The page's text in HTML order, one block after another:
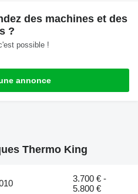
des machines et des
?
possible !
annonce
Thermo King
3.700 € -
5.800 €